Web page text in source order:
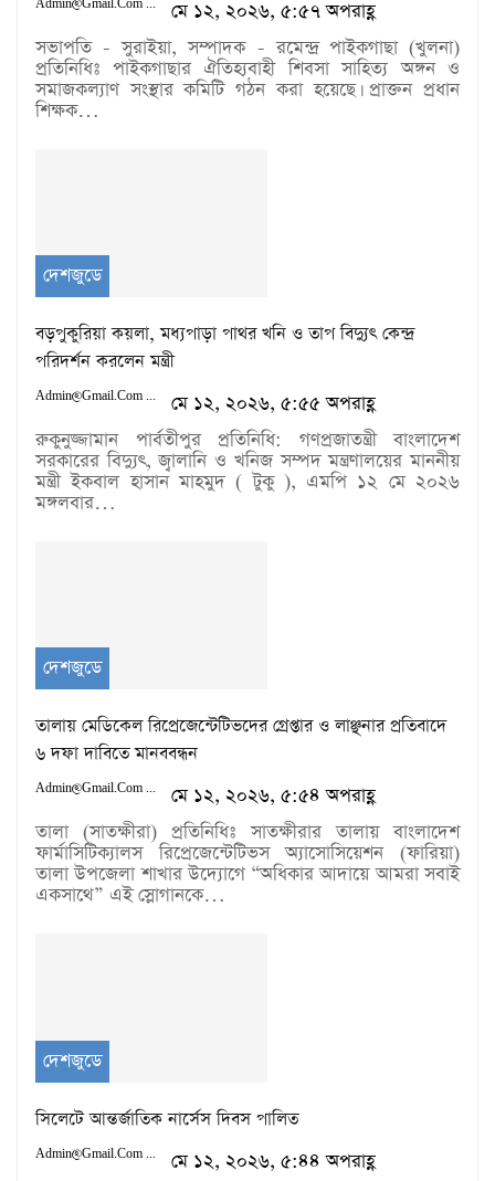
Admin@gmail.com
মে ১২, ২০২৬, ৫:৫৭ অপরাহ্ণ
সভাপতি - সুরাইয়া, সম্পাদক - রমেন্দ্র পাইকগাছা (খুলনা)
প্রতিনিধিঃ পাইকগাছার ঐতিহ্যবাহী শিবসা সাহিত্য অঙ্গন ও
সমাজকল্যাণ সংস্থার কমিটি গঠন করা হয়েছে। প্রাক্তন প্রধান
শিক্ষক…
দেশজুডে
বড়পুকুরিয়া কয়লা, মধ্যপাড়া পাথর খনি ও তাপ বিদ্যুৎ কেন্দ্র
পরিদর্শন করলেন মন্ত্রী
Admin@gmail.com
মে ১২, ২০২৬, ৫:৫৫ অপরাহ্ণ
রুকুনুজ্জামান পার্বতীপুর প্রতিনিধি: গণপ্রজাতন্ত্রী বাংলাদেশ
সরকারের বিদ্যুৎ, জ্বালানি ও খনিজ সম্পদ মন্ত্রণালয়ের মাননীয়
মন্ত্রী ইকবাল হাসান মাহমুদ ( টুকু ), এমপি ১২ মে ২০২৬
মঙ্গলবার…
দেশজুডে
তালায় মেডিকেল রিপ্রেজেন্টেটিভদের গ্রেপ্তার ও লাঞ্ছনার প্রতিবাদে
৬ দফা দাবিতে মানববন্ধন
Admin@gmail.com
মে ১২, ২০২৬, ৫:৫৪ অপরাহ্ণ
তালা (সাতক্ষীরা) প্রতিনিধিঃ সাতক্ষীরার তালায় বাংলাদেশ
ফার্মাসিটিক্যালস রিপ্রেজেন্টেটিভস অ্যাসোসিয়েশন (ফারিয়া)
তালা উপজেলা শাখার উদ্যোগে “অধিকার আদায়ে আমরা সবাই
একসাথে” এই স্লোগানকে…
দেশজুডে
সিলেটে আন্তর্জাতিক নার্সেস দিবস পালিত
Admin@gmail.com
মে ১২, ২০২৬, ৫:৪৪ অপরাহ্ণ